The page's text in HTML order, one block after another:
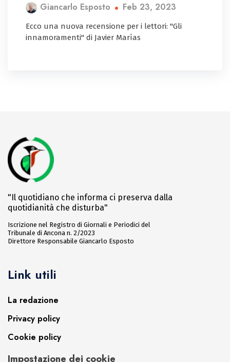
Giancarlo Esposto Feb 23, 2023
Ecco una nuova recensione per i lettori: "Gli
innamoramenti" di Javier Marías
"Il quotidiano che informa ci preserva dalla
quotidianità che disturba"
Iscrizione nel Registro di Giornali e Periodici del
Tribunale di Ancona n. 2/2023
Direttore Responsabile Giancarlo Esposto
Link utili
La redazione
Privacy policy
Cookie policy
Impostazione dei cookie